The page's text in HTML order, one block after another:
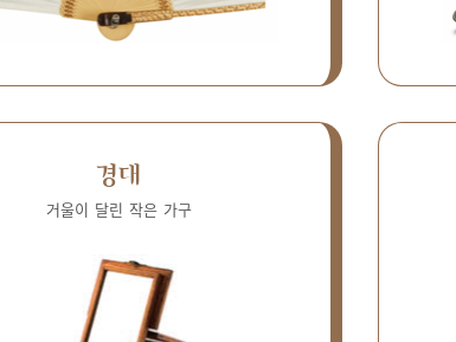
경대
거울이 달린 작은 가구